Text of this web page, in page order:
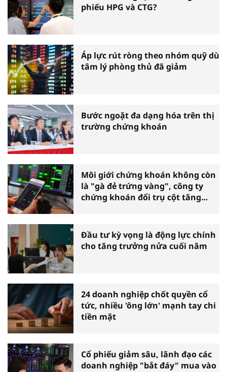
phiếu HPG và CTG?
Áp lực rút ròng theo nhóm quỹ dù
tâm lý phòng thủ đã giảm
Bước ngoặt đa dạng hóa trên thị
trường chứng khoán
Môi giới chứng khoán không còn
là "gà đẻ trứng vàng", công ty
chứng khoán đổi trụ cột tăng
Đầu tư kỳ vọng là động lực chính
cho tăng trưởng nửa cuối năm
24 doanh nghiệp chốt quyền cổ
tức, nhiều 'ông lớn' mạnh tay chi
tiền mặt
Cổ phiếu giảm sâu, lãnh đạo các
doanh nghiệp "bắt đáy" mua vào